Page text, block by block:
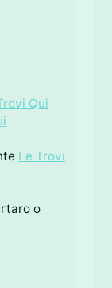
Qui
Le Trovi
o